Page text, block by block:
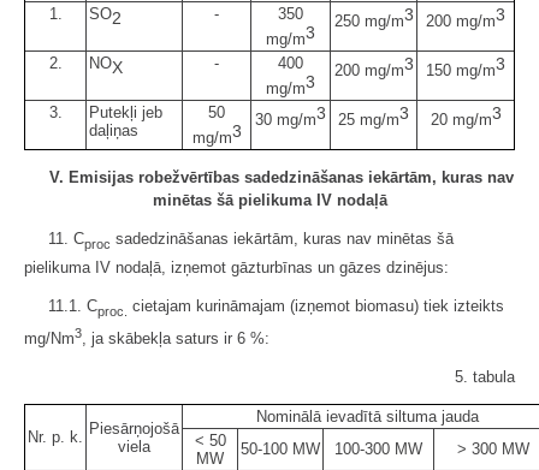
1.
SO2 -
350
mg/m3
250 mg/m3 200 mg/m3
2. NOX -
400
mg/m3
200 mg/m3 150 mg/m3
3.
Putekļi jeb
daļiņas
50
mg/m3
30 mg/m3 25 mg/m3 20 mg/m3
V. Emisijas robežvērtības sadedzināšanas iekārtām, kuras nav
minētas šā pielikuma IV nodaļā
11. Cproc sadedzināšanas iekārtām, kuras nav minētas šā
pielikuma IV nodaļā, izņemot gāzturbīnas un gāzes dzinējus:
11.1. Cproc.
cietajam kurināmajam (izņemot biomasu) tiek izteikts
mg/Nm3, ja skābekļa saturs ir 6 %:
5. tabula
Nr. p. k. Piesārņojošā
viela
Nominālā ievadītā siltuma jauda
< 50
MW
50-100 MW 100-300 MW
> 300 MW